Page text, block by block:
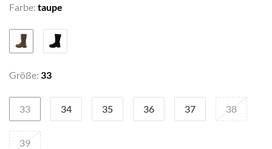
Farbe: taupe
Größe: 33
33 34 35 36 37 38
39